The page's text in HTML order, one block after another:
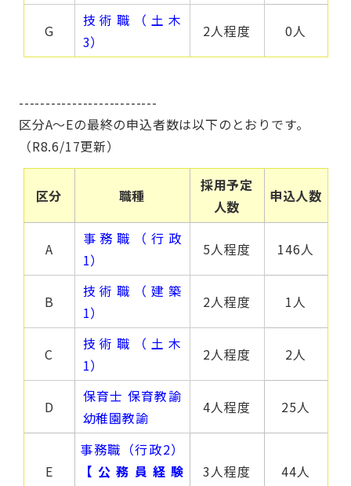
G
技術職（土木
3）
2人程度 0人
--------------------------
区分A～Eの最終の申込者数は以下のとおりです。
（R8.6/17更新）
区分 職種
採用予定
人数
申込人数
A
事務職（行政
1）
5人程度 146人
B
技術職（建築
1）
2人程度 1人
C
技術職（土木
1）
2人程度 2人
D
保育士 保育教諭
幼稚園教諭
4人程度 25人
E
事務職（行政2）
【公務員経験
3人程度 44人